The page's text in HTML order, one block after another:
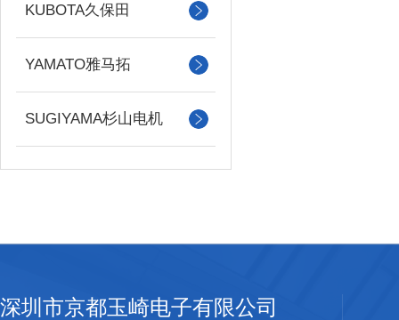
KUBOTA久保田
YAMATO雅马拓
SUGIYAMA杉山电机
深圳市京都玉崎电子有限公司